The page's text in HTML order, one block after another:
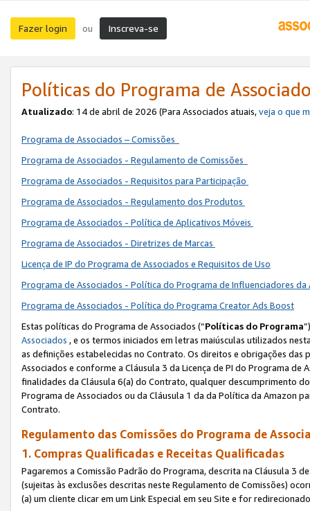
Fazer login ou Inscreva-se
Políticas do Programa de
Atualizado: 14 de abril de 2026 (Para Associados atuais,veja o que
Programa de Associados – Comissões
Programa de Associados - Regulamento de Comissões
Programa de Associados - Requisitos para Participação
Programa de Associados - Regulamento dos Produtos
Programa de Associados - Política de Aplicativos Móveis
Programa de Associados - Diretrizes de Marcas
Licença de IP do Programa de Associados e Requisitos de Uso
Programa de Associados - Política do Programa de Influenciadores
Programa de Associados - Política do Programa Creator Ads Boost
Estas políticas do Programa de Associados (“Políticas do Programa
Associados , e os termos iniciados em letras maiúsculas utilizados
as definições estabelecidas no Contrato. Os direitos e obrigações
Associados e conforme a Cláusula 3 da Licença de PI do Programa
finalidades da Cláusula 6(a) do Contrato, qualquer descumprimento
Programa de Associados ou da Cláusula 1 da da Política da Amazon
Contrato.
Regulamento das Comissões do Programa de
1. Compras Qualificadas e Receitas Qualificadas
Pagaremos a Comissão Padrão do Programa, descrita na Cláusula 3
(sujeitas às exclusões descritas neste Regulamento de Comissões)
(a) um cliente clicar em um Link Especial em seu Site e for